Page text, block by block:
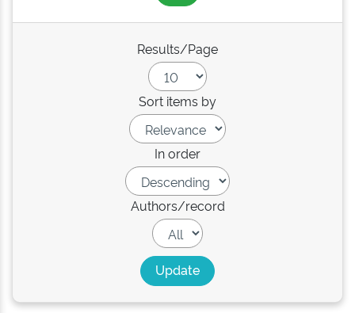
Results/Page
Sort items by
In order
Authors/record